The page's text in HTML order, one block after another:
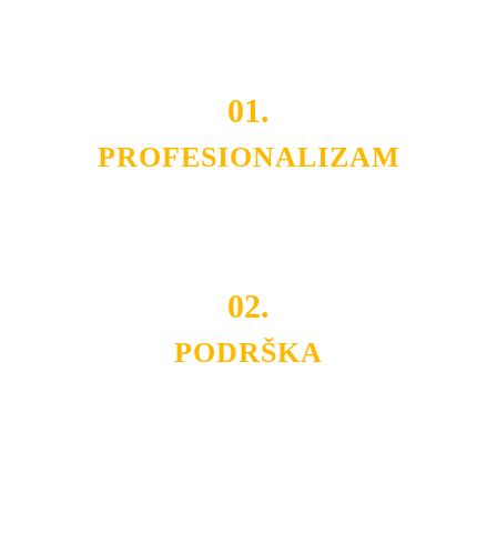
01.
PROFESIONALIZAM
02.
PODRŠKA